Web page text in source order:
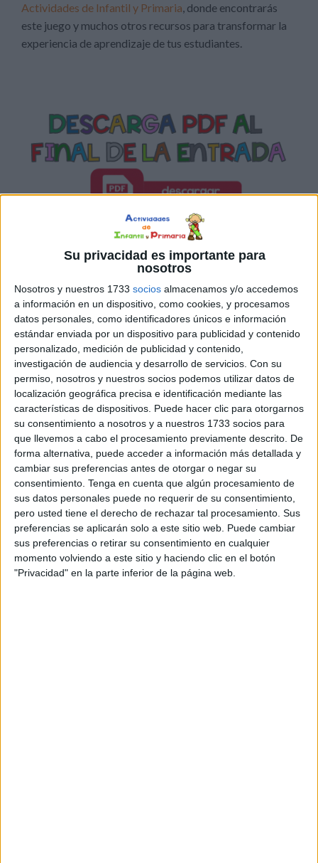
Su privacidad es importante para
nosotros
Nosotros y nuestros 1733 socios almacenamos y/o accedemos
a información en un dispositivo, como cookies, y procesamos
datos personales, como identificadores únicos e información
estándar enviada por un dispositivo para publicidad y contenido
personalizado, medición de publicidad y contenido,
investigación de audiencia y desarrollo de servicios. Con su
permiso, nosotros y nuestros socios podemos utilizar datos de
localización geográfica precisa e identificación mediante las
características de dispositivos. Puede hacer clic para otorgarnos
su consentimiento a nosotros y a nuestros 1733 socios para
que llevemos a cabo el procesamiento previamente descrito. De
forma alternativa, puede acceder a información más detallada y
cambiar sus preferencias antes de otorgar o negar su
consentimiento. Tenga en cuenta que algún procesamiento de
sus datos personales puede no requerir de su consentimiento,
pero usted tiene el derecho de rechazar tal procesamiento. Sus
preferencias se aplicarán solo a este sitio web. Puede cambiar
sus preferencias o retirar su consentimiento en cualquier
momento volviendo a este sitio y haciendo clic en el botón
"Privacidad" en la parte inferior de la página web.
Actividades de Infantil y Primaria, donde encontrarás
este juego y muchos otros recursos para transformar la
experiencia de aprendizaje de tus estudiantes.
SÍGUENOS EN INSTAGRAM
PINCHA AQUÍ